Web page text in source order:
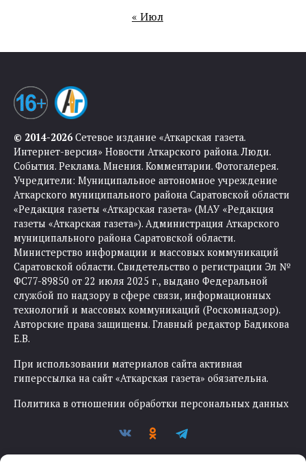
« Июл
© 2014-2026Сетевое издание «Аткарская газета.
Интернет-версия» Новости Аткарского района. Люди.
События. Реклама. Мнения. Комментарии. Фотогалерея.
Учредители: Муниципальное автономное учреждение
Аткарского муниципального района Саратовской области
«Редакция газеты «Аткарская газета» (МАУ «Редакция
газеты «Аткарская газета»). Администрация Аткарского
муниципального района Саратовской области.
Министерство информации и массовых коммуникаций
Саратовской области. Свидетельство о регистрации Эл №
ФС77-89850 от 22 июля 2025 г., выдано Федеральной
службой по надзору в сфере связи, информационных
технологий и массовых коммуникаций (Роскомнадзор).
Авторские права защищены. Главный редактор Бадикова
Е.В.
При использовании материалов сайта активная
гиперссылка на сайт «Аткарская газета» обязательна.
Политика в отношении обработки персональных данных